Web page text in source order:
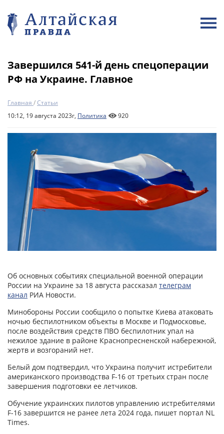
Завершился 541-й день спецоперации
РФ на Украине. Главное
Главная /Статьи
10:12, 19 августа 2023г, Политика 920
Об основных событиях специальной военной операции
России на Украине за 18 августа рассказал телеграм
канал РИА Новости.
Минобороны России сообщило о попытке Киева атаковать
ночью беспилотником объекты в Москве и Подмосковье,
после воздействия средств ПВО беспилотник упал на
нежилое здание в районе Краснопресненской набережной,
жертв и возгораний нет.
Белый дом подтвердил, что Украина получит истребители
американского производства F-16 от третьих стран после
завершения подготовки ее летчиков.
Обучение украинских пилотов управлению истребителями
F-16 завершится не ранее лета 2024 года, пишет портал NL
Times.